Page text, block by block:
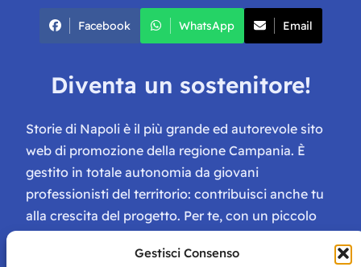
Gestisci Consenso
Facebook WhatsApp Email
Diventa un sostenitore!
Storie di Napoli è il più grande ed autorevole sito
web di promozione della regione Campania. È
gestito in totale autonomia da giovani
professionisti del territorio: contribuisci anche tu
alla crescita del progetto. Per te, con un piccolo
tessera di Storie Campane, libri e magazine gratis